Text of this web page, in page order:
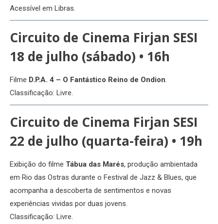
Acessível em Libras.
Circuito de Cinema Firjan SESI
18 de julho (sábado) • 16h
Filme D.P.A. 4 – O Fantástico Reino de Ondion.
Classificação: Livre.
Circuito de Cinema Firjan SESI
22 de julho (quarta-feira) • 19h
Exibição do filme Tábua das Marés, produção ambientada
em Rio das Ostras durante o Festival de Jazz & Blues, que
acompanha a descoberta de sentimentos e novas
experiências vividas por duas jovens.
Classificação: Livre.